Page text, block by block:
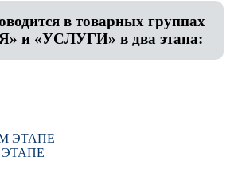
в товарных группах
и «УСЛУГИ» в два этапа:
ЭТАПЕ